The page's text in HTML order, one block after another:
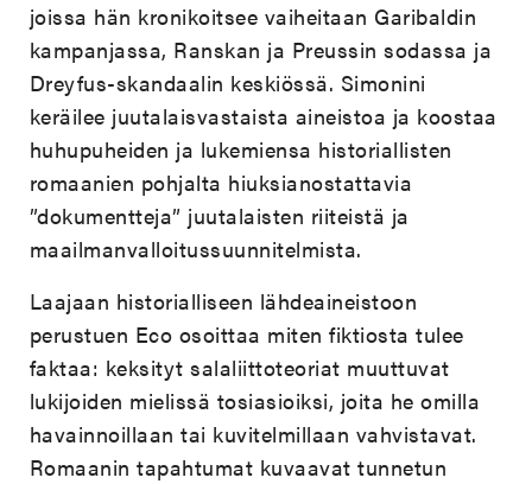
joissa hän kronikoitsee vaiheitaan Garibaldin
kampanjassa, Ranskan ja Preussin sodassa ja
Dreyfus-skandaalin keskiössä. Simonini
keräilee juutalaisvastaista aineistoa ja koostaa
huhupuheiden ja lukemiensa historiallisten
romaanien pohjalta hiuksianostattavia
”dokumentteja” juutalaisten riiteistä ja
maailmanvalloitussuunnitelmista.
Laajaan historialliseen lähdeaineistoon
perustuen Eco osoittaa miten fiktiosta tulee
faktaa: keksityt salaliittoteoriat muuttuvat
lukijoiden mielissä tosiasioiksi, joita he omilla
havainnoillaan tai kuvitelmillaan vahvistavat.
Romaanin tapahtumat kuvaavat tunnetun